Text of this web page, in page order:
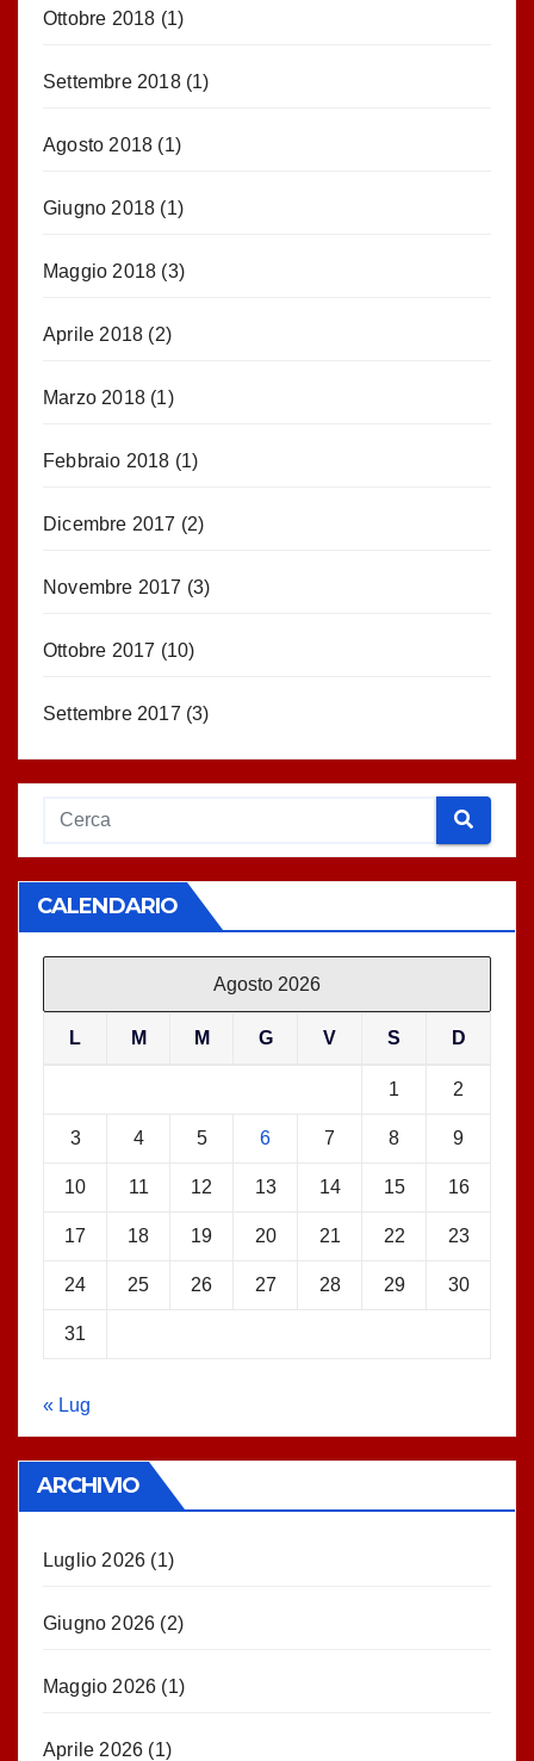
Ottobre 2018 (1)
Settembre 2018(1)
Agosto 2018 (1)
Giugno 2018 (1)
Maggio 2018 (3)
Aprile 2018 (2)
Marzo 2018 (1)
Febbraio 2018 (1)
Dicembre 2017 (2)
Novembre 2017 (3)
Ottobre 2017 (10)
Settembre 2017 (3)
CALENDARIO
Agosto 2026
L M M G V S D
1 2
3 4 5 6 7 8 9
10 11 12 13 14 15 16
17 18 19 20 21 22 23
24 25 26 27 28 29 30
31
« Lug
ARCHIVIO
Luglio 2026 (1)
Giugno 2026 (2)
Maggio 2026 (1)
Aprile 2026 (1)